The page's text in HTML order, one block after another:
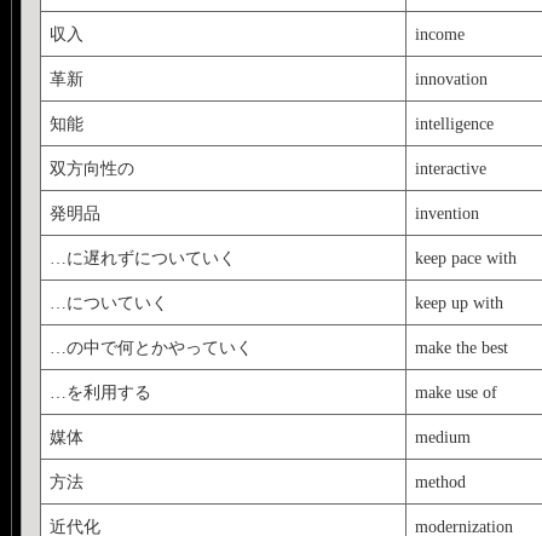
収入 income
革新 innovation
知能 intelligence
双方向性の interactive
発明品 invention
…に遅れずについていく keep pace with
…についていく keep up with
…の中で何とかやっていく make the best
…を利用する make use of
媒体 medium
方法 method
近代化 modernization